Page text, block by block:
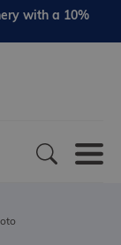
with a 10%